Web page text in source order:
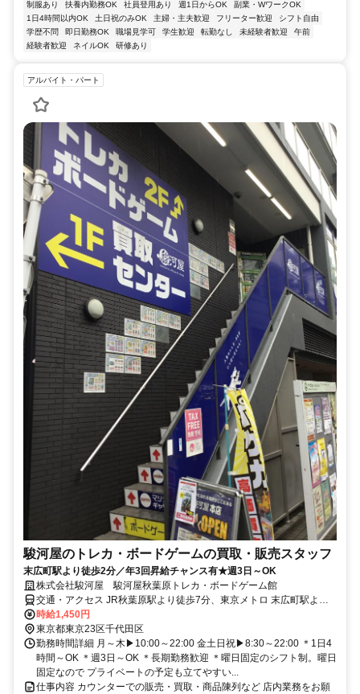
制服あり 扶養内勤務OK 社員登用あり 週1日からOK
副業・WワークOK
1日4時間以内OK
土日祝のみOK 主婦・主夫歓迎 フリーター歓迎
シフト自由
学歴不問
即日勤務OK 職場見学可 学生歓迎 転勤なし 未経験者歓迎
午前
経験者歓迎
ネイルOK 研修あり
アルバイト・パート
駿河屋のトレカ・ボードゲームの買取・販売スタッフ
末広町駅より徒歩2分／年3回昇給チャンス有★週3日～OK
株式会社駿河屋 駿河屋秋葉原トレカ・ボードゲーム館
交通・アクセス JR秋葉原駅より徒歩7分、東京メトロ 末広町駅より
徒歩2分
時給1,450円
東京都東京23区千代田区
勤務時間詳細 月～木▶10:00～22:00 金土日祝▶8:30～22:00 ＊1日4
時間～OK ＊週3日～OK ＊長期勤務歓迎 ＊曜日固定のシフト制。曜日
固定なので プライベートの予定も立てやすい...
仕事内容 カウンターでの販売・買取・商品陳列など 店内業務をお願